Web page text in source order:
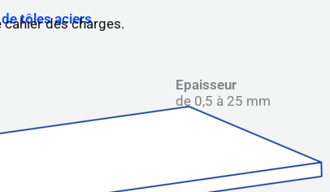
tôles aciers
des charges.
Epaisseur
de 0,5 à 25 mm